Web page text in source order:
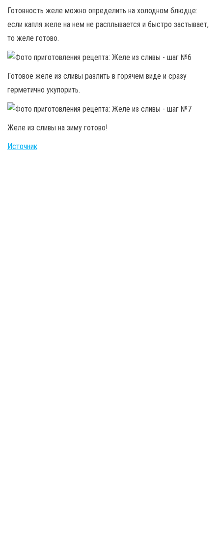
Готовность желе можно определить на холодном блюдце:
если капля желе на нем не расплывается и быстро застывает,
то желе готово.
Готовое желе из сливы разлить в горячем виде и сразу
герметично укупорить.
Желе из сливы на зиму готово!
Источник